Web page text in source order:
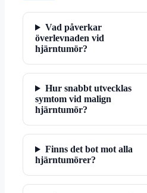
Vad påverkar
överlevnaden vid
hjärntumör?
Hur snabbt utvecklas
symtom vid malign
hjärntumör?
Finns det bot mot alla
hjärntumörer?